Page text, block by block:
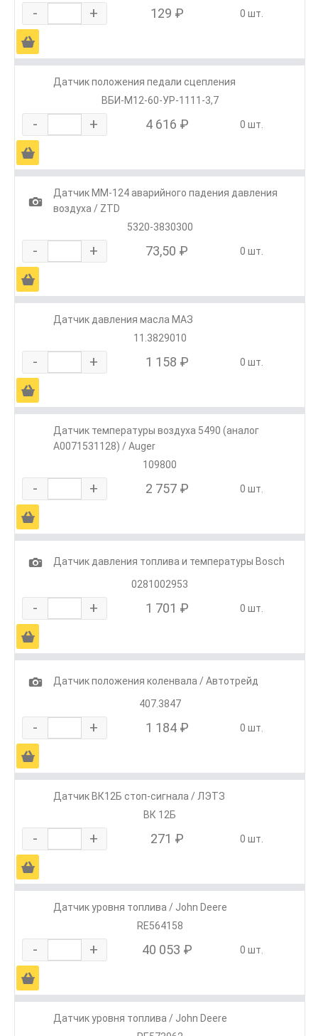
- + 129 ₽ 0 шт.
Ä
Датчик положения педали сцепления
ВБИ-М12-60-УР-1111-3,7
- + 4 616 ₽ 0 шт.
Ä
1
Датчик ММ-124 аварийного падения давления
воздуха / ZTD
5320-3830300
- + 73,50 ₽ 0 шт.
Ä
Датчик давления масла МАЗ
11.3829010
- + 1 158 ₽ 0 шт.
Ä
Датчик температуры воздуха 5490 (аналог
A0071531128) / Auger
109800
- + 2 757 ₽ 0 шт.
Ä
1
Датчик давления топлива и температуры Bosch
0281002953
- + 1 701 ₽ 0 шт.
Ä
1
Датчик положения коленвала / Автотрейд
407.3847
- + 1 184 ₽ 0 шт.
Ä
Датчик ВК12Б стоп-сигнала / ЛЭТЗ
ВК 12Б
- + 271 ₽ 0 шт.
Ä
Датчик уровня топлива / John Deere
RE564158
- + 40 053 ₽ 0 шт.
Ä
Датчик уровня топлива / John Deere